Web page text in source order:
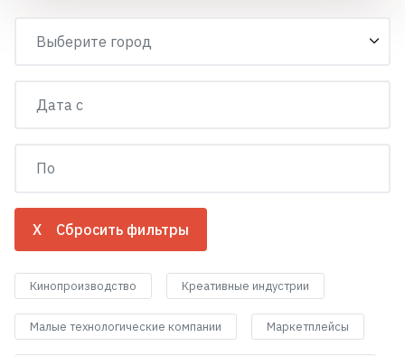
X Сбросить фильтры
Кинопроизводство Креативные индустрии
Малые технологические компании Маркетплейсы